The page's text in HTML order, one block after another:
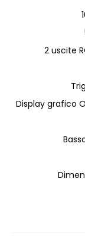
2 uscite
Display grafico